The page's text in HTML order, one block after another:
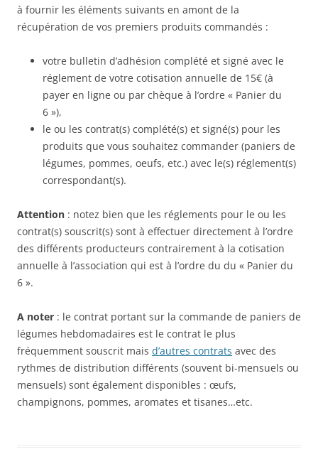
à fournir les éléments suivants en amont de la
récupération de vos premiers produits commandés :
votre bulletin d’adhésion complété et signé avec le
réglement de votre cotisation annuelle de 15€ (à
payer en ligne ou par chèque à l’ordre « Panier du
6 »),
le ou les contrat(s) complété(s) et signé(s) pour les
produits que vous souhaitez commander (paniers de
légumes, pommes, oeufs, etc.) avec le(s) réglement(s)
correspondant(s).
Attention : notez bien que les réglements pour le ou les
contrat(s) souscrit(s) sont à effectuer directement à l’ordre
des différents producteurs contrairement à la cotisation
annuelle à l’association qui est à l’ordre du du « Panier du
6 ».
A noter : le contrat portant sur la commande de paniers de
légumes hebdomadaires est le contrat le plus
fréquemment souscrit mais d’autres contrats avec des
rythmes de distribution différents (souvent bi-mensuels ou
mensuels) sont également disponibles : œufs,
champignons, pommes, aromates et tisanes…etc.